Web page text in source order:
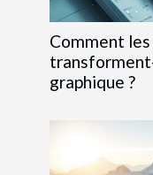
Comment
graphique ?